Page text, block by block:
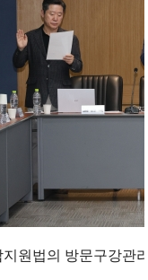
원법의 방문구강